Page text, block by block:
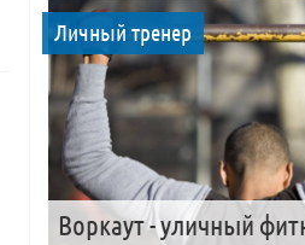
Личный тренер
Воркаут - уличный